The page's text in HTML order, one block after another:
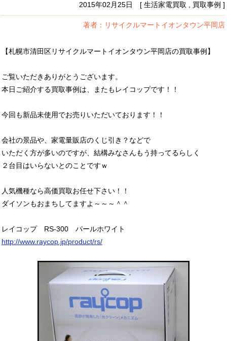
2015年02月25日 [ 生活家電買取 , 買取事例 ]
著者：リサイクルマートイオンタウン平岡店
【札幌市清田区リサイクルマートイオンタウン平岡店の買取事例】
ご覧いただきありがとうございます。
本日ご紹介する買取事例は、またもレイコップです！！
今回も新品未使用でお売りいただいております！！
会社の景品や、家電量販店のくじ引き？などで
いただく方が多いのですが、結構みなさんもう持ってるらしく
２台目はいらないとのことですｗ
人気機種なら高価買取お任せ下さい！！
ダイソンもおまちしてますよ～～～＾＾
レイコップ RS-300 パールホワイト
http://www.raycop.jp/product/rs/